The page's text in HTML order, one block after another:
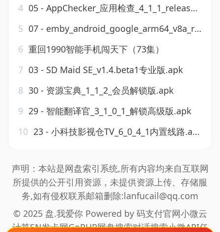
4 05 - AppChecker_应用检查_4_1_1_release_build_4001003解锁高级版.apk
5 07 - emby_android_google_arm64_v8a_release_3_4_91.apk
6 重回1990智能手机闯天下（73集）
7 03 - SD Maid SE_v1.4.beta1专业版.apk
8 30 - 资源宝典_1_1_2_会员解锁版.apk
9 29 - 智能翻译官_3_1_0_1_解锁高级版.apk
10 23 - 小科技影视仓TV_6_0_4_1内置线路.apk
声明：本站是网盘索引系统,所有内容均来自互联网
所提供的公开引用资源，未提供资源上传、存储服
务,如有侵权联系邮箱删除:lanfucail@qq.com
© 2025 盘.我爱你 Powered by 码支付官网小微云
计算SN发卡网GoPHP网盘搜索对话搜索小微API任